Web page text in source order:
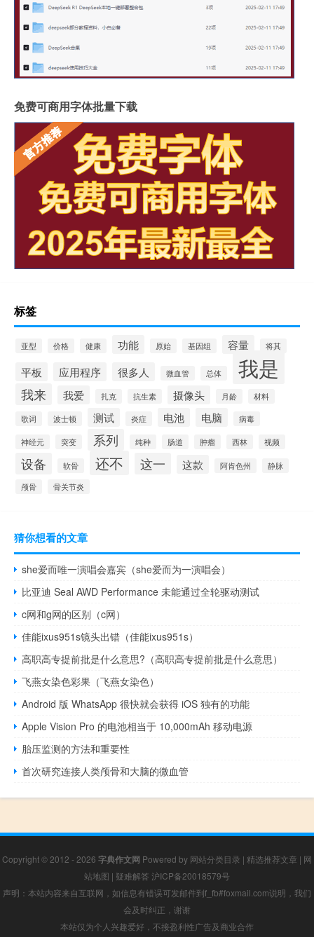
免费可商用字体批量下载
标签
亚型 价格 健康 功能 原始 基因组 容量 将其
平板 应用程序 很多人 微血管 总体 我是
我来 我爱 扎克 抗生素 摄像头 月龄 材料
歌词 波士顿 测试 炎症 电池 电脑 病毒
神经元 突变 系列 纯种 肠道 肿瘤 西林 视频
设备 软骨 还不 这一 这款 阿肯色州
静脉
颅骨
骨关节炎
猜你想看的文章
she爱而唯一演唱会嘉宾（she爱而为一演唱会）
比亚迪 Seal AWD Performance 未能通过全轮驱动测试
c网和g网的区别（c网）
佳能ixus951s镜头出错（佳能ixus951s）
高职高专提前批是什么意思?（高职高专提前批是什么意思）
飞燕女染色彩果（飞燕女染色）
Android 版 WhatsApp 很快就会获得 iOS 独有的功能
Apple Vision Pro 的电池相当于 10,000mAh 移动电源
胎压监测的方法和重要性
首次研究连接人类颅骨和大脑的微血管
Copyright © 2012 - 2026 字典作文网 Powered by 网站分类目录 | 精选推荐文章 | 网
站地图 | 疑难解答 沪ICP备20018579号
声明：本站内容来自互联网，如信息有错误可发邮件到f_fb#foxmail.com说明，我们
会及时纠正，谢谢
本站仅为个人兴趣爱好，不接盈利性广告及商业合作